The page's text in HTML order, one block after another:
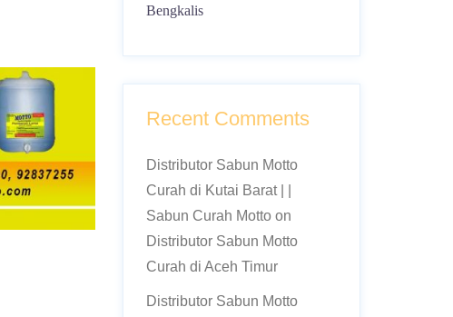
Bengkalis
Recent Comments
Distributor Sabun Motto
Curah di Kutai Barat | |
Sabun Curah Mottoon
Distributor Sabun Motto
Curah di Aceh Timur
Distributor Sabun Motto